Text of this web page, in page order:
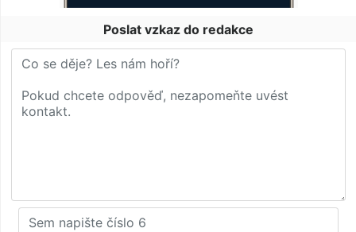
Poslat vzkaz do redakce